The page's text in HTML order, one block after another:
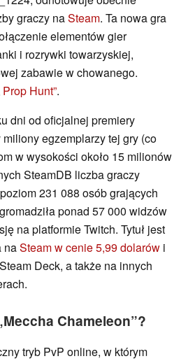
graczy naSteam. Ta nowa gra
elementów gier
i rozrywki towarzyskiej,
zabawie w chowanego.
Prop Hunt”.
dni od oficjalnej premiery
egzemplarzy tej gry (co
w wysokości około 15 milionów
SteamDB liczba graczy
231 088 osób grających
ponad 57 000 widzów
na platformie Twitch. Tytuł jest
naSteam w cenie 5,99 dolarów i
Deck, a także na innych
Chameleon”?
tryb PvP online, w którym